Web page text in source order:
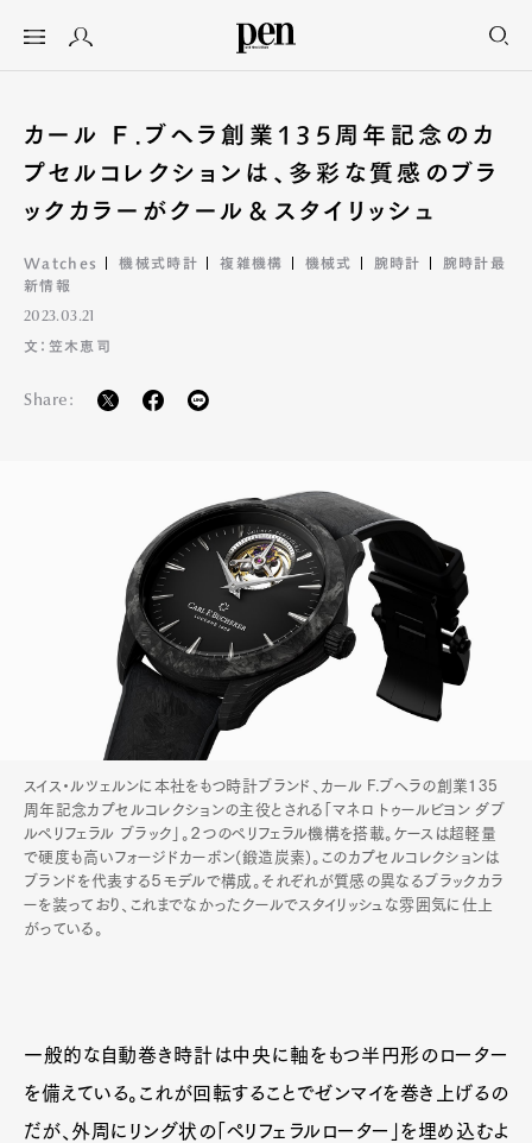
カール Ｆ.ブヘラ創業135周年記念のカ
プセルコレクションは、多彩な質感のブラ
ックカラーがクール＆スタイリッシュ
Watches 機械式時計 複雑機構 機械式 腕時計
腕時計最
新情報
2023.03.21
文：笠木恵司
Share:
スイス・ルツェルンに本社をもつ時計ブランド、カール F.ブヘラの創業135
周年記念カプセルコレクションの主役とされる「マネロ トゥールビヨン ダブ
ルペリフェラル ブラック」。２つのペリフェラル機構を搭載。ケースは超軽量
で硬度も高いフォージドカーボン(鍛造炭素)。このカプセルコレクションは
ブランドを代表する５モデルで構成。それぞれが質感の異なるブラックカラ
ーを装っており、これまでなかったクールでスタイリッシュな雰囲気に仕上
がっている。
一般的な自動巻き時計は中央に軸をもつ半円形のローター
を備えている。これが回転することでゼンマイを巻き上げるの
だが、外周にリング状の「ペリフェラルローター」を埋め込むよ